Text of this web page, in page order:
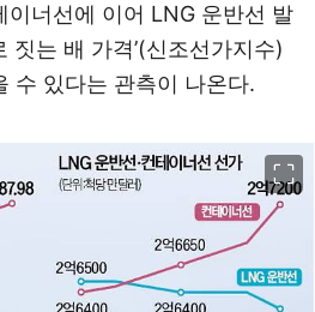
이너선에 이어 LNG 운반선 발
짓는 배 가격’(신조선가지수)
수 있다는 관측이 나온다.